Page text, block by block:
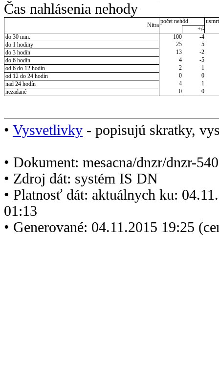
Čas nahlásenia nehody
Nitra
počet nehôd
+/-
do 30 min.
100
-4
do 1 hodiny
25
5
do 3 hodín
13
-2
do 6 hodín
4
-5
od 6 do 12 hodín
2
1
od 12 do 24 hodín
0
0
nad 24 hodín
4
1
nezadané
0 0
• Vysvetlivky - popisujú skratky,
• Dokument: mesacna/dnzr/dnzr-
• Zdroj dát: systém IS DN
• Platnosť dát: aktuálnych ku:
01:13
• Generované: 04.11.2015 19:25